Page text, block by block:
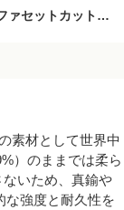
生地 フリーサイズ 1個
素材として世界中
）のままでは柔ら
いため、真鍮や
な強度と耐久性を